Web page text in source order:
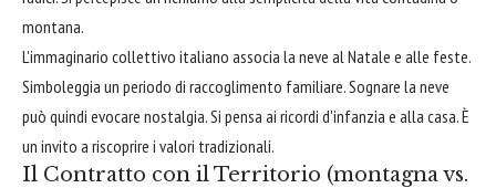
montana.
L'immaginario collettivo italiano associa la neve al Natale e alle feste.
Simboleggia un periodo di raccoglimento familiare. Sognare la neve
può quindi evocare nostalgia. Si pensa ai ricordi d'infanzia e alla casa. È
un invito a riscoprire i valori tradizionali.
Il Contratto con il Territorio (montagna vs.